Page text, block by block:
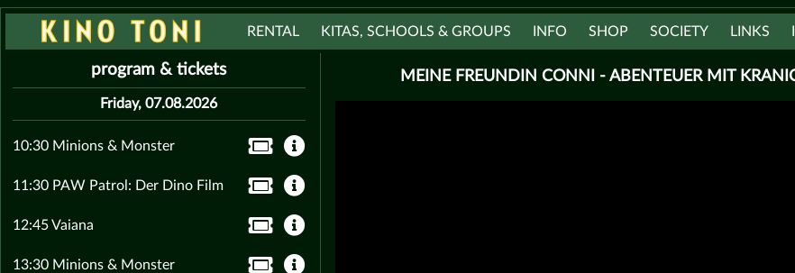
RENTAL KITAS, SCHOOLS & GROUPS INFO SHOP SOCIETY LINKS
MEINE FREUNDIN CONNI - ABENTEUER MIT
program & tickets
Friday, 07.08.2026
10:30 Minions & Monster
11:30 PAW Patrol: Der Dino Film
12:45 Vaiana
13:30 Minions & Monster